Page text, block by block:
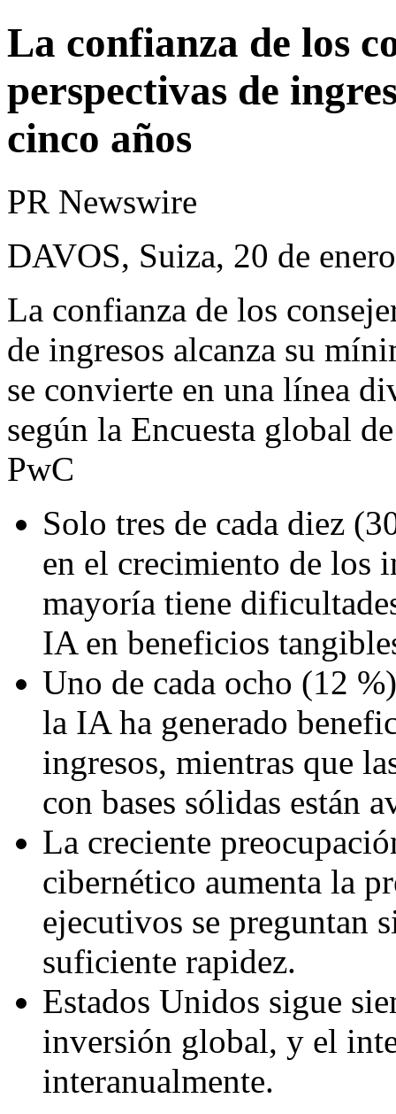
La confianza de los
perspectivas de
cinco años
PR Newswire
DAVOS, Suiza, 20 de
La confianza de los
de ingresos alcanza su
se convierte en una línea
según la Encuesta global
PwC
Solo tres de cada diez
en el crecimiento de los
mayoría tiene
IA en beneficios
Uno de cada ocho (12
la IA ha generado
ingresos, mientras que
con bases sólidas están
La creciente
cibernético aumenta la
ejecutivos se preguntan
suficiente rapidez.
Estados Unidos sigue
inversión global, y el
interanualmente.